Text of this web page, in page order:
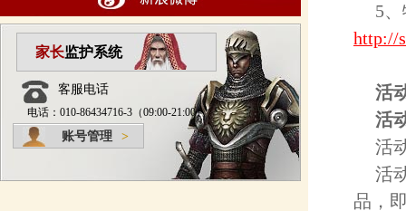
家长监护系统
客服电话
电话：010-86434716-3（09:00-21:00）
账号管理 >
5
http://
活
活
活
活
品，